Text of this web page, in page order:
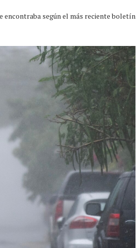
encontraba según el más reciente boletín